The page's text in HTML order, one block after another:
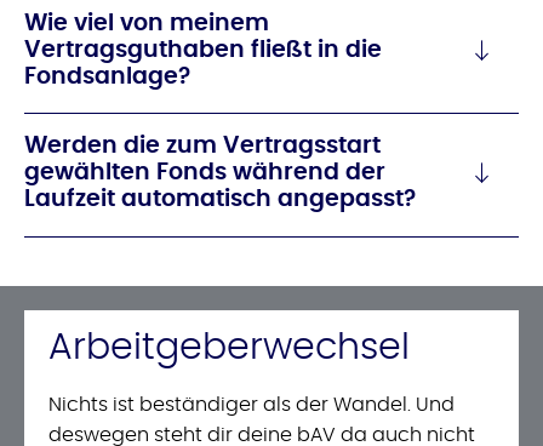
Wie viel von meinem
Vertragsguthaben fließt in die
Fondsanlage?
Werden die zum Vertragsstart
gewählten Fonds während der
Laufzeit automatisch angepasst?
Arbeitgeberwechsel
Nichts ist beständiger als der Wandel. Und
deswegen steht dir deine bAV da auch nicht